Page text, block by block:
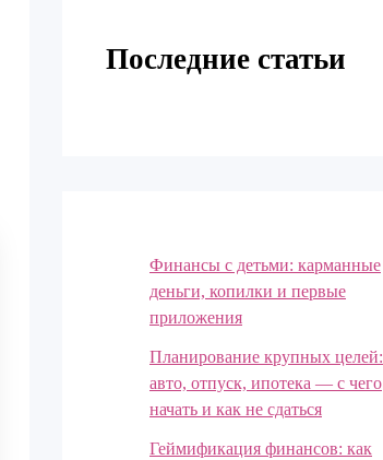
Последние статьи
Финансы с детьми: карманные
деньги, копилки и первые
приложения
Планирование крупных целей:
авто, отпуск, ипотека — с чего
начать и как не сдаться
Геймификация финансов: как